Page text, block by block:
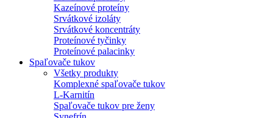
Kazeínové proteíny
Srvátkové izoláty
Srvátkové koncentráty
Proteínové tyčinky
Proteínové palacinky
Spaľovače tukov
Všetky produkty
Komplexné spaľovače tukov
L-Karnitín
Spaľovače tukov pre ženy